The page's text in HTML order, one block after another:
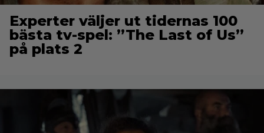
Experter väljer ut tidernas 100
bästa tv-spel: ”The Last of Us”
på plats 2